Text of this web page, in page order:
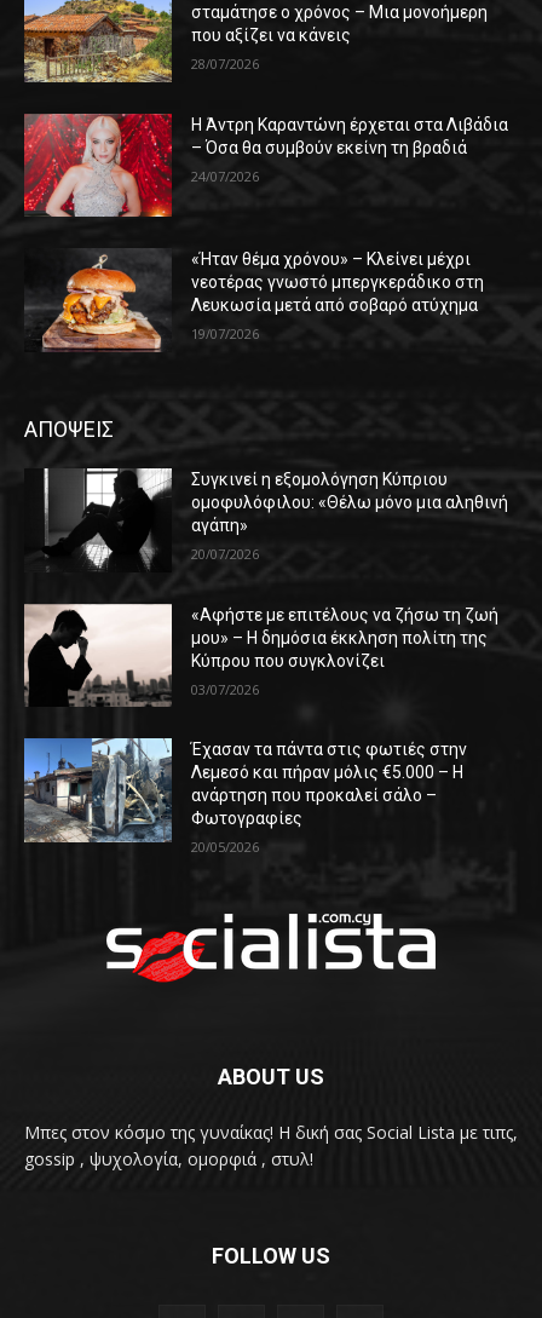
σταμάτησε ο χρόνος – Μια μονοήμερη
που αξίζει να κάνεις
28/07/2026
Η Άντρη Καραντώνη έρχεται στα Λιβάδια
– Όσα θα συμβούν εκείνη τη βραδιά
24/07/2026
«Ήταν θέμα χρόνου» – Κλείνει μέχρι
νεοτέρας γνωστό μπεργκεράδικο στη
Λευκωσία μετά από σοβαρό ατύχημα
19/07/2026
ΑΠΟΨΕΙΣ
Συγκινεί η εξομολόγηση Κύπριου
ομοφυλόφιλου: «Θέλω μόνο μια αληθινή
αγάπη»
20/07/2026
«Αφήστε με επιτέλους να ζήσω τη ζωή
μου» – Η δημόσια έκκληση πολίτη της
Κύπρου που συγκλονίζει
03/07/2026
Έχασαν τα πάντα στις φωτιές στην
Λεμεσό και πήραν μόλις €5.000 – Η
ανάρτηση που προκαλεί σάλο –
Φωτογραφίες
20/05/2026
ABOUT US
Μπες στον κόσμο της γυναίκας! H δική σας Social Lista με τιπς,
gossip , ψυχολογία, ομορφιά , στυλ!
FOLLOW US